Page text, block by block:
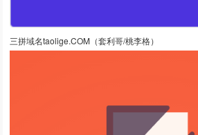
三拼域名taolige.COM（套利哥/桃李格）